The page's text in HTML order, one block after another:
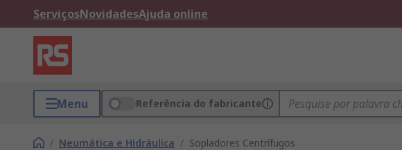
ServiçosNovidadesAjuda online
Menu Referência do fabricante
/ Neumática e Hidráulica / Sopladores Centrífugos